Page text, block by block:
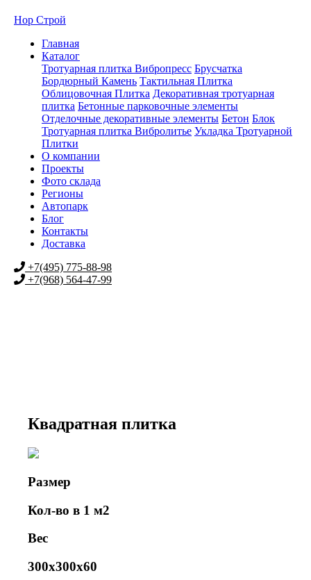
Нор Строй
Главная
Каталог
Тротуарная плитка Вибропресс Брусчатка
Бордюрный Камень Тактильная Плитка
Облицовочная Плитка Декоративная тротуарная
плитка Бетонные парковочные элементы
Отделочные декоративные элементы Бетон Блок
Тротуарная плитка Вибролитье Укладка Тротуарной
Плитки
О компании
Проекты
Фото склада
Регионы
Автопарк
Блог
Контакты
Доставка
+7(495) 775-88-98
+7(968) 564-47-99
Квадратная плитка
Размер
Кол-во в 1 м2
Вес
300x300x60